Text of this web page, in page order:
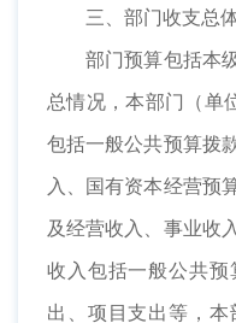
三、部门收支总
部门预算包括本级
总情况，本部门（单
包括一般公共预算拨
入、国有资本经营预
及经营收入、事业收
收入包括一般公共
出、项目支出等，